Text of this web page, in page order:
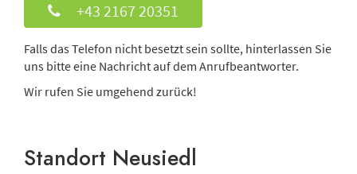
+43 2167 20351
Falls das Telefon nicht besetzt sein sollte, hinterlassen Sie
uns bitte eine Nachricht auf dem Anrufbeantworter.
Wir rufen Sie umgehend zurück!
Standort Neusiedl